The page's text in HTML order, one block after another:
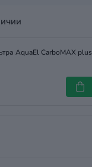
AquaEl CarboMAX plus